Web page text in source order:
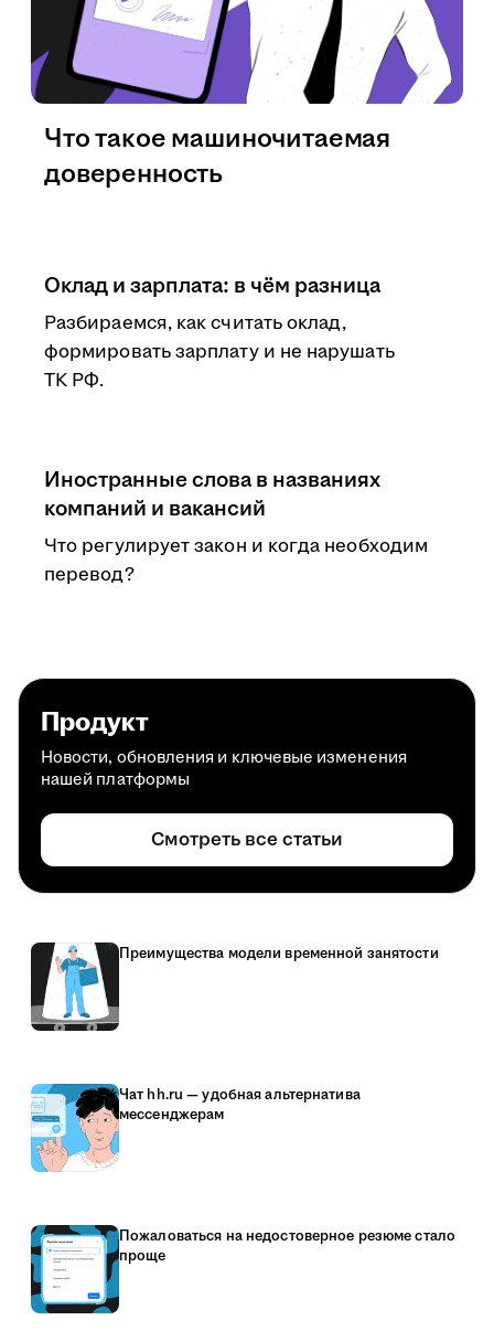
Оклад и зарплата: в чём разница
Разбираемся, как считать оклад,
формировать зарплату и не нарушать
ТК РФ.
Иностранные слова в названиях
компаний и вакансий
Что регулирует закон и когда необходим
перевод?
Что такое машиночитаемая
доверенность
Продукт
Новости, обновления и ключевые изменения
нашей платформы
Смотреть все статьи
Преимущества модели временной занятости
Чат hh.ru — удобная альтернатива
мессенджерам
Пожаловаться на недостоверное резюме стало
проще